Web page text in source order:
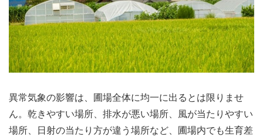
異常気象の影響は、圃場全体に均一に出るとは限りませ
ん。乾きやすい場所、排水が悪い場所、風が当たりやすい
場所、日射の当たり方が違う場所など、圃場内でも生育差